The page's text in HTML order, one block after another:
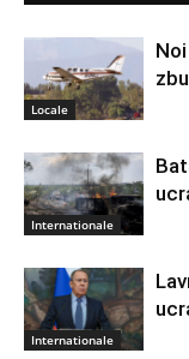
Locale
Internationale
Internationale